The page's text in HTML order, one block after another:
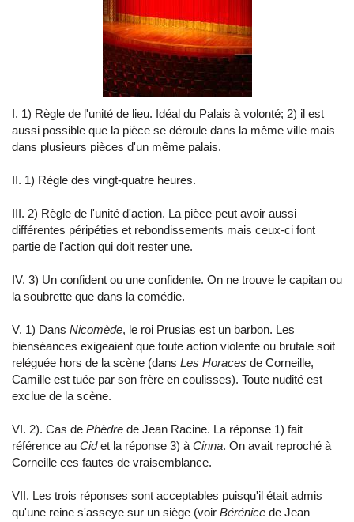
I. 1) Règle de l'unité de lieu. Idéal du Palais à volonté; 2) il est
aussi possible que la pièce se déroule dans la même ville mais
dans plusieurs pièces d'un même palais.
II. 1) Règle des vingt-quatre heures.
III. 2) Règle de l'unité d'action. La pièce peut avoir aussi
différentes péripéties et rebondissements mais ceux-ci font
partie de l'action qui doit rester une.
IV. 3) Un confident ou une confidente. On ne trouve le capitan ou
la soubrette que dans la comédie.
V. 1) Dans Nicomède, le roi Prusias est un barbon. Les
bienséances exigeaient que toute action violente ou brutale soit
reléguée hors de la scène (dans Les Horaces de Corneille,
Camille est tuée par son frère en coulisses). Toute nudité est
exclue de la scène.
VI. 2). Cas de Phèdre de Jean Racine. La réponse 1) fait
référence au Cidet la réponse 3) à Cinna. On avait reproché à
Corneille ces fautes de vraisemblance.
VII. Les trois réponses sont acceptables puisqu'il était admis
qu'une reine s'asseye sur un siège (voir Bérénice de Jean